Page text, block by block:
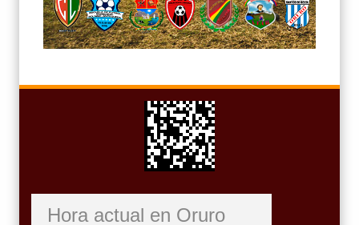
Hora actual en Oruro